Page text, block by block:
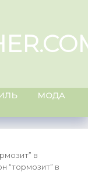
МОДА
в
“тормозит” в